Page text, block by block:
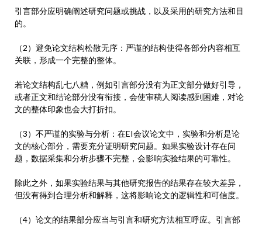
引言部分应明确阐述研究问题或挑战，以及采用的研究方法和目
的。
（2）避免论文结构松散无序：严谨的结构使得各部分内容相互
关联，形成一个完整的整体。
若论文结构乱七八糟，例如引言部分没有为正文部分做好引导，
或者正文和结论部分没有衔接，会使审稿人阅读感到困难，对论
文的整体印象也会大打折扣。
（3）不严谨的实验与分析：在EI会议论文中，实验和分析是论
文的核心部分，需要充分证明研究问题。如果实验设计存在问
题，数据采集和分析步骤不完整，会影响实验结果的可靠性。
除此之外，如果实验结果与其他研究报告的结果存在较大差异，
但没有得到合理分析和解释，这将影响论文的逻辑性和可信度。
（4）论文的结果部分应当与引言和研究方法相互呼应。引言部